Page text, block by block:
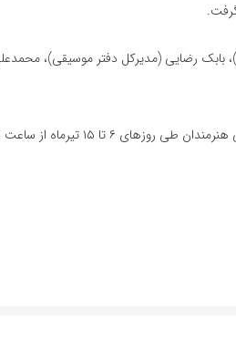
رضایی (مدیرکل دفتر موسیقی)،